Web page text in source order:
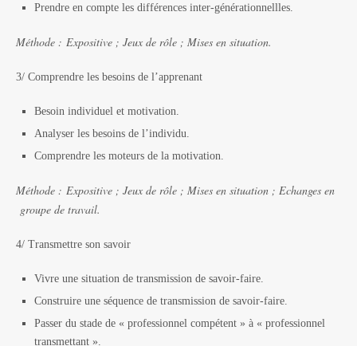
Prendre en compte les différences inter-générationnellles.
Méthode : Expositive ; Jeux de rôle ; Mises en situation.
3/ Comprendre les besoins de l’apprenant
Besoin individuel et motivation.
Analyser les besoins de l’individu.
Comprendre les moteurs de la motivation.
Méthode : Expositive ; Jeux de rôle ; Mises en situation ; Echanges en
groupe de travail.
4/ Transmettre son savoir
Vivre une situation de transmission de savoir-faire.
Construire une séquence de transmission de savoir-faire.
Passer du stade de « professionnel compétent » à « professionnel
transmettant ».